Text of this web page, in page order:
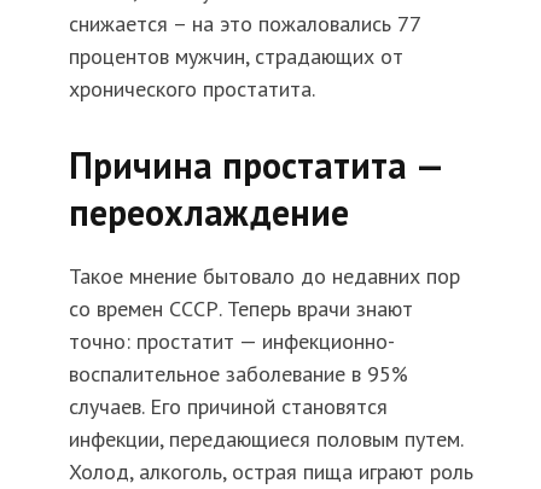
снижается – на это пожаловались 77
процентов мужчин, страдающих от
хронического простатита.
Причина простатита —
переохлаждение
Такое мнение бытовало до недавних пор
со времен СССР. Теперь врачи знают
точно: простатит — инфекционно-
воспалительное заболевание в 95%
случаев. Его причиной становятся
инфекции, передающиеся половым путем.
Холод, алкоголь, острая пища играют роль